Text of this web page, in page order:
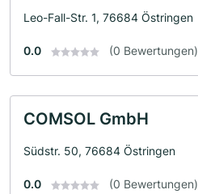
Leo-Fall-Str. 1, 76684 Östringen
0.0 (0 Bewertungen)
COMSOL GmbH
Südstr. 50, 76684 Östringen
0.0 (0 Bewertungen)